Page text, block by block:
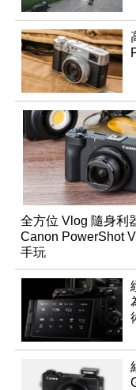
全方位 Vlog 隨身利
Canon PowerShot
手玩